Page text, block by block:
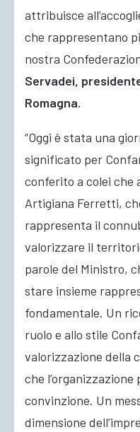
attribuisce
che rappresentano
nostra
Servadei,
Romagna.
“Oggi è stata una
significato per
conferito a colei che
Artigiana Ferretti,
rappresenta il
valorizzare il
parole del Ministro,
stare insieme
fondamentale. Un
ruolo e allo stile
valorizzazione della
che
convinzione. Un
dimensione